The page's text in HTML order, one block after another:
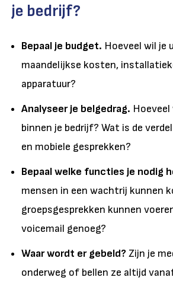
je bedrijf?
Bepaal je budget. Hoeveel wil je
maandelijkse kosten,
apparatuur?
Analyseer je belgedrag.
binnen je bedrijf? Wat is de
en mobiele gesprekken?
Bepaal welke functies je nodig
mensen in een wachtrij kunnen
groepsgesprekken kunnen
voicemail genoeg?
Waar wordt er gebeld? Zijn je
onderweg of bellen ze altijd